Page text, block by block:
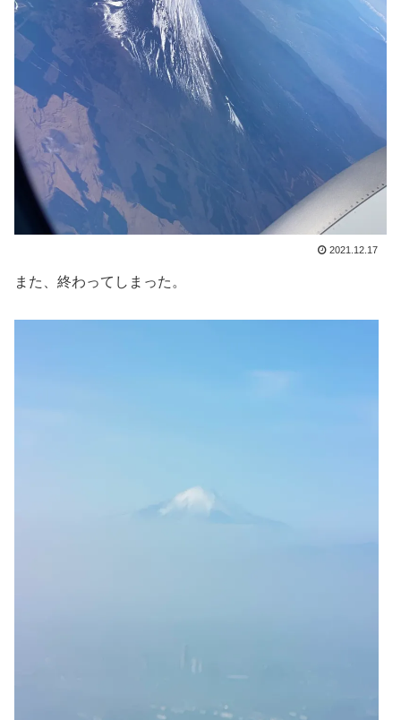
2021.12.17
また、終わってしまった。